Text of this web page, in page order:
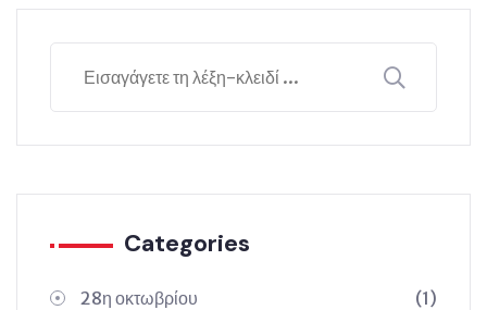
Categories
28η οκτωβρίου (1)